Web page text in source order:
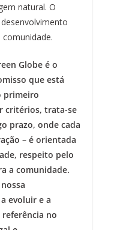
natural. O
Globe é o
que está
primeiro
critérios, trata-se
prazo, onde cada
– é orientada
respeito pelo
a comunidade.
evoluir e a
no